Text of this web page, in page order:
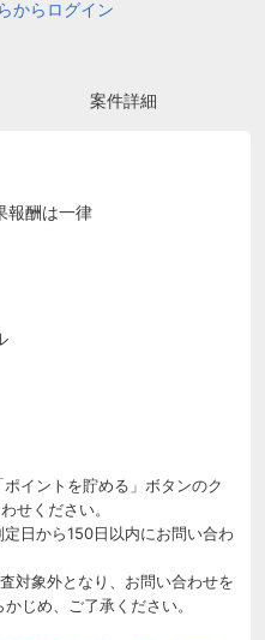
からログイン
案件詳細
報酬は一律
イントを貯める」ボタンのク
せください。
日から150日以内にお問い合わ
対象外となり、お問い合わせを
じめ、ご了承ください。